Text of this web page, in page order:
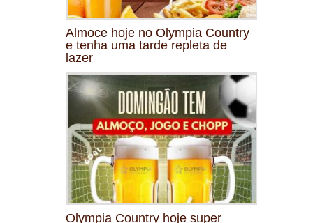
Almoce hoje no Olympia Country
e tenha uma tarde repleta de
lazer
Olympia Country hoje super